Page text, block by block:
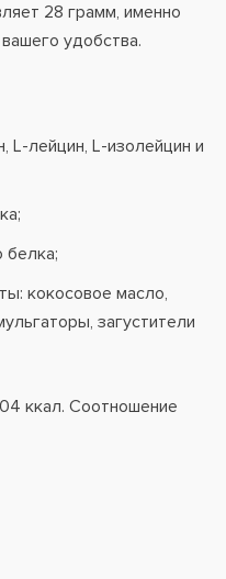
28 грамм, именно
удобства.
L-лейцин, L-изолейцин и
белка;
кокосовое масло,
загустители
ккал. Соотношение